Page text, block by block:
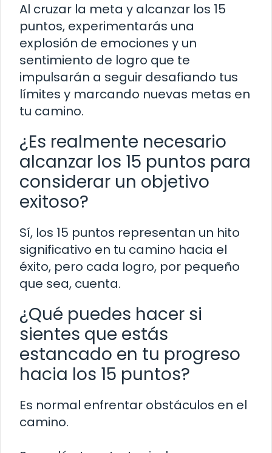
Al cruzar la meta y alcanzar los 15
puntos, experimentarás una
explosión de emociones y un
sentimiento de logro que te
impulsarán a seguir desafiando tus
límites y marcando nuevas metas en
tu camino.
¿Es realmente necesario
alcanzar los 15 puntos para
considerar un objetivo
exitoso?
Sí, los 15 puntos representan un hito
significativo en tu camino hacia el
éxito, pero cada logro, por pequeño
que sea, cuenta.
¿Qué puedes hacer si
sientes que estás
estancado en tu progreso
hacia los 15 puntos?
Es normal enfrentar obstáculos en el
camino.